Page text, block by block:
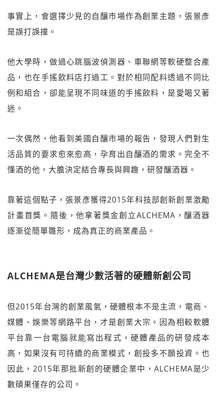
事實上，會選擇少見的自釀市場作為創業主題，張景彥
是誤打誤撞。
他大學時，做過心跳腦波偵測器、車聯網等軟硬整合產
品，也在手搖飲料店打過工。對於相同配料透過不同比
例和組合，卻能呈現不同味道的手搖飲料，是愛喝又著
迷。
一次偶然，他看到美國自釀市場的報告，發現人們對生
活品質的要求愈來愈高，孕育出自釀酒的需求。完全不
懂酒的他，大膽決定結合專長與興趣，研發釀酒器。
靠著這個點子，張景彥獲得2015年科技部創新創業激勵
計畫首獎。隨後，他拿著獎金創立ALCHEMA，釀酒器
逐漸從簡單雛形，成為真正的商業產品。
ALCHEMA是台灣少數活著的硬體新創公司
但2015年台灣的創業風氣，硬體根本不是主流，電商、
媒體、娛樂等網路平台，才是創業大宗。因為相較軟體
平台靠一台電腦就能寫出程式，硬體產品的研發成本
高，如果沒有可持續的商業模式，創投多不願投資。也
因此，2015年那批新創的硬體企業中，ALCHEMA是少
數碩果僅存的公司。